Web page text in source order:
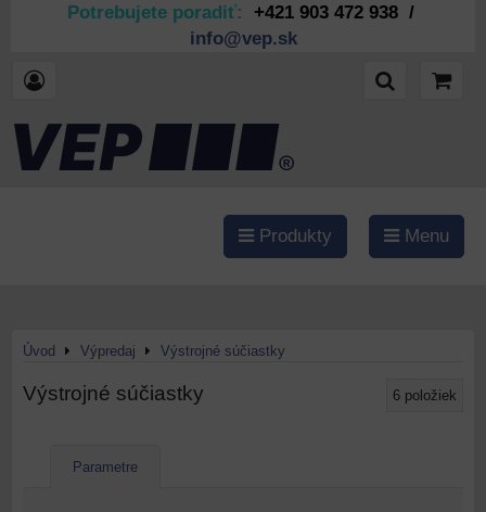
Potrebujete poradiť: +421 903 472 938 /
info@vep.sk
Produkty Menu
Úvod Výpredaj Výstrojné súčiastky
Výstrojné súčiastky 6 položiek
Parametre